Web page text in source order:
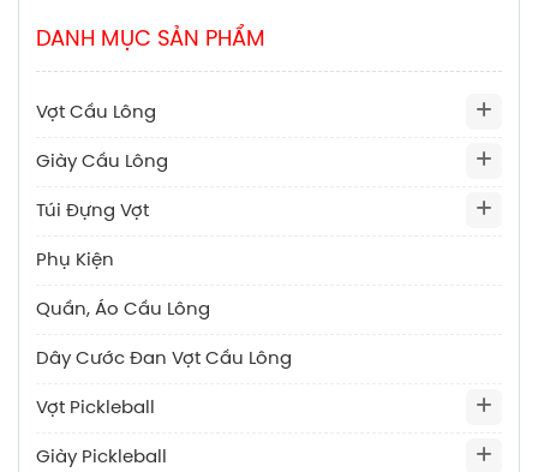
DANH MỤC SẢN PHẨM
Vợt Cầu Lông
Giày Cầu Lông
Túi Đựng Vợt
Phụ Kiện
Quần, Áo Cầu Lông
Dây Cước Đan Vợt Cầu Lông
Vợt Pickleball
Giày Pickleball